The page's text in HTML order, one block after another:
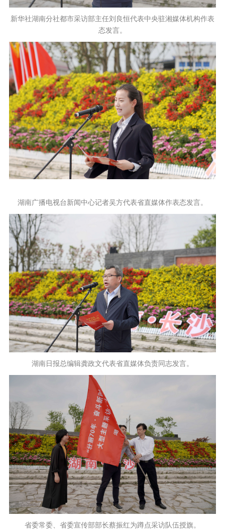
新华社湖南分社都市采访部主任刘良恒代表中央驻湘媒体机构作表
态发言。
湖南广播电视台新闻中心记者吴方代表省直媒体作表态发言。
湖南日报总编辑龚政文代表省直媒体负责同志发言。
省委常委、省委宣传部部长蔡振红为蹲点采访队伍授旗。